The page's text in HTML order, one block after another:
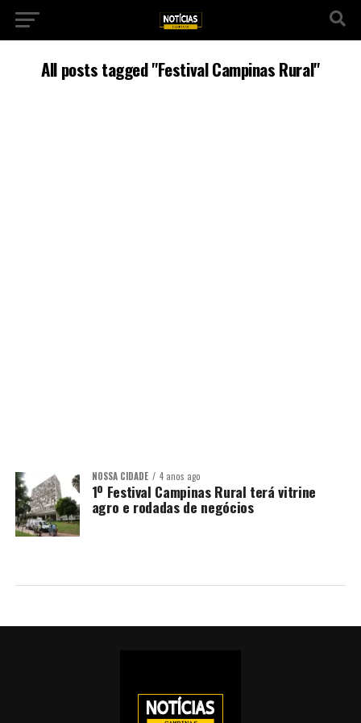
All posts tagged "Festival Campinas Rural"
NOSSA CIDADE 4 anos ago
1º Festival Campinas Rural terá vitrine
agro e rodadas de negócios